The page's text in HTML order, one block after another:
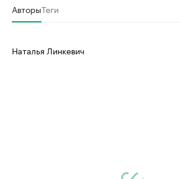
АвторыТеги
Наталья Линкевич